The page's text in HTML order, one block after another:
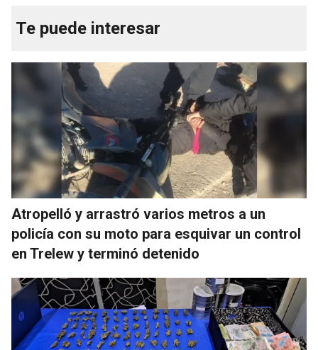
Te puede interesar
Atropelló y arrastró varios metros a un
policía con su moto para esquivar un control
en Trelew y terminó detenido